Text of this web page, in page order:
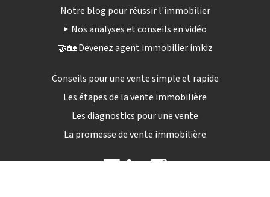
Notre blog pour réussir l'immobilier
▶️ Nos analyses et conseils en vidéo
🤝🏡 Devenez agent immobilier imkiz
Conseils pour une vente simple et rapide
Les étapes de la vente immobilière
Les diagnostics pour une vente
La promesse de vente immobilière